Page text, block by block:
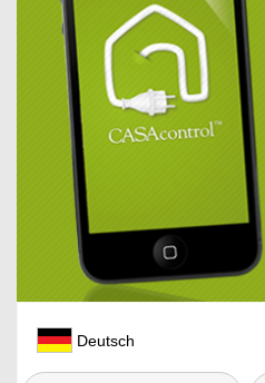
Deutsch